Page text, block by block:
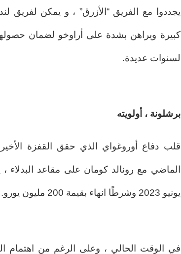
يجددوا مع الفريق “الأزرق” ، و يمكن لفريق
كبيرة ويراهن بشدة على أراوخو لضمان
لسنوات عديدة.
برشلونة ، أولويته
قلب دفاع أوروغواي الذي حقق القفزة
الماضي مع رونالد كومان على مقاعد
يونيو 2023 وشرطًا انهاء بقيمة 200 مليون يورو.
في الوقت الحالي ، وعلى الرغم من اهتمام